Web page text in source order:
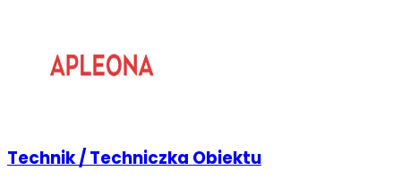
Technik / Techniczka Obiektu